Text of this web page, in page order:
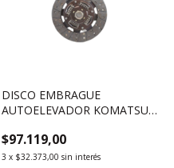
DISCO EMBRAGUE
AUTOELEVADOR KOMATSU
$97.119,00
3 x $32.373,00 sin interés